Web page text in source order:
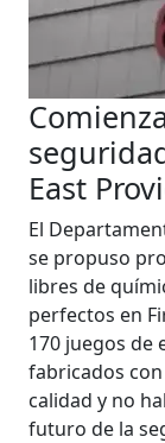
East
El
se propuso
libres de
perfectos en
170 juegos de
fabricados
calidad y no
futuro de la